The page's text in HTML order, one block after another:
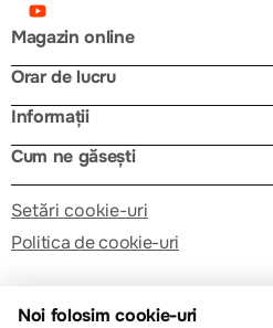
Magazin online
Orar de lucru
Informații
Cum ne găsești
Setări cookie-uri
Politica de cookie-uri
Noi folosim cookie-uri